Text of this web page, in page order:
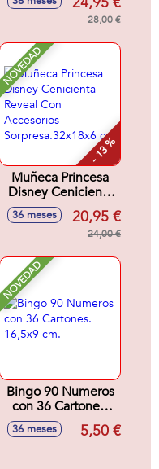
28,00 €
NOVEDAD
- 13 %
Muñeca Princesa
Disney Cenicienta
Reveal Con
Accesorios
Sorpresa.32x18x6
36 meses 20,95 €
24,00 €
NOVEDAD
Bingo 90 Numeros
con 36 Cartones.
16,5x9 cm.
36 meses 5,50 €